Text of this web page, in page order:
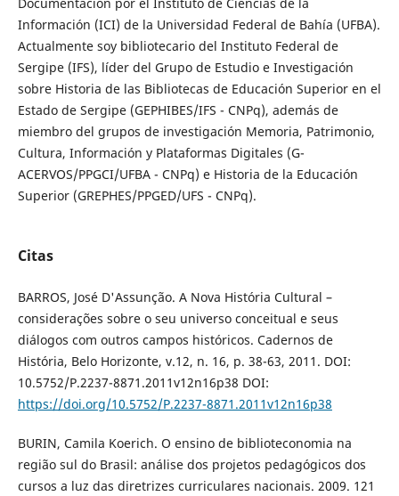
Información (ICI) de la Universidad Federal de Bahía (UFBA).
Actualmente soy bibliotecario del Instituto Federal de
Sergipe (IFS), líder del Grupo de Estudio e Investigación
sobre Historia de las Bibliotecas de Educación Superior en el
Estado de Sergipe (GEPHIBES/IFS - CNPq), además de
miembro del grupos de investigación Memoria, Patrimonio,
Cultura, Información y Plataformas Digitales (G-
ACERVOS/PPGCI/UFBA - CNPq) e Historia de la Educación
Superior (GREPHES/PPGED/UFS - CNPq).
Citas
BARROS, José D'Assunção. A Nova História Cultural –
considerações sobre o seu universo conceitual e seus
diálogos com outros campos históricos. Cadernos de
História, Belo Horizonte, v.12, n. 16, p. 38-63, 2011. DOI:
10.5752/P.2237-8871.2011v12n16p38 DOI:
https://doi.org/10.5752/P.2237-8871.2011v12n16p38
BURIN, Camila Koerich. O ensino de biblioteconomia na
região sul do Brasil: análise dos projetos pedagógicos dos
cursos a luz das diretrizes curriculares nacionais. 2009. 121